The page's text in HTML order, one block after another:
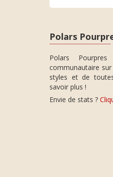
Polars
Polars
communautaire
styles et de
savoir plus !
Envie de stats ?